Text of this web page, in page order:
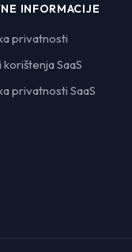
INFORMACIJE
privatnosti
SaaS
privatnosti SaaS